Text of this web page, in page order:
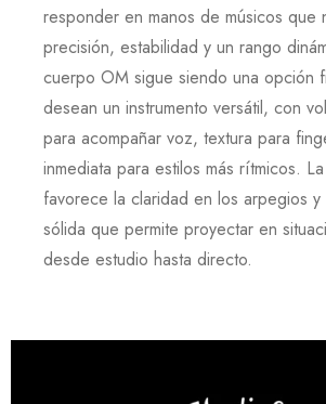
responder en manos de músicos que
precisión, estabilidad y un rango
cuerpo OM sigue siendo una opción
desean un instrumento versátil, con
para acompañar voz, textura para
inmediata para estilos más rítmicos.
favorece la claridad en los arpegios
sólida que permite proyectar en
desde estudio hasta directo.